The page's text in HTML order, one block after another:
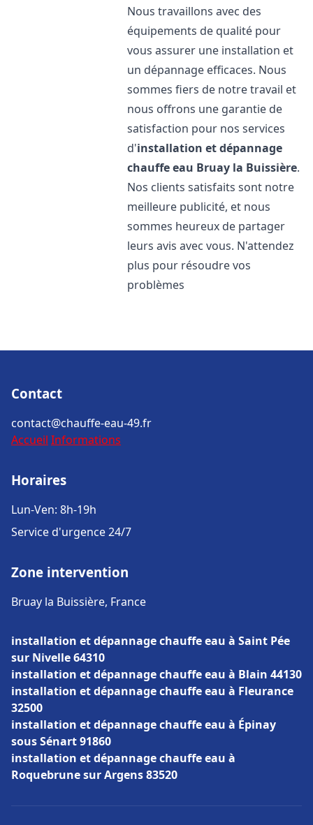
Nous travaillons avec des
équipements de qualité pour
vous assurer une installation et
un dépannage efficaces. Nous
sommes fiers de notre travail et
nous offrons une garantie de
satisfaction pour nos services
d'installation et dépannage
chauffe eau Bruay la Buissière.
Nos clients satisfaits sont notre
meilleure publicité, et nous
sommes heureux de partager
leurs avis avec vous. N'attendez
plus pour résoudre vos
problèmes
Contact
contact@chauffe-eau-49.fr
Accueil Informations
Horaires
Lun-Ven: 8h-19h
Service d'urgence 24/7
Zone intervention
Bruay la Buissière, France
installation et dépannage chauffe eau à Saint Pée
sur Nivelle 64310
installation et dépannage chauffe eau à Blain 44130
installation et dépannage chauffe eau à Fleurance
32500
installation et dépannage chauffe eau à Épinay
sous Sénart 91860
installation et dépannage chauffe eau à
Roquebrune sur Argens 83520